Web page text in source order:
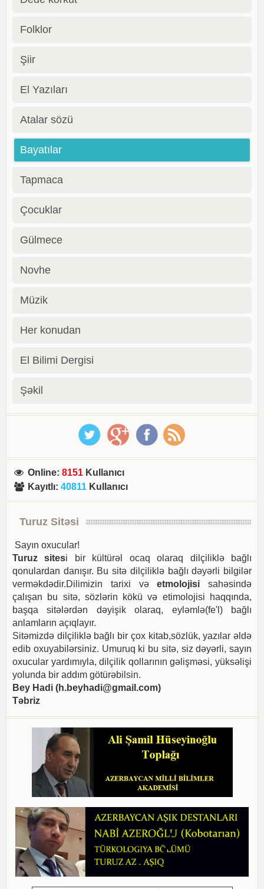
Folklor
Şiir
El Yazıları
Atalar sözü
Bayatılar
Tapmaca
Çocuklar
Gülmece
Novhe
Müzik
Her konudan
El Bilimi Dergisi
Şəkil
Online:8151 Kullanıcı
Kayıtlı:40811 Kullanıcı
Turuz Sitəsi
Sayın oxucular!
Turuz sitesi bir kültürəl ocaq olaraq dilçiliklə bağlı
qonulardan danışır. Bu sitə dilçiliklə bağlı dəyərli bilgilər
verməkdədir.Dilimizin tarixi vəetmolojisi sahəsində
çalışan bu sitə, sözlərin kökü və etimolojisi haqqında,
başqa sitələrdən dəyişik olaraq, eyləmlə(fe'l) bağlı
anlamların açıqlayır.
Sitəmizdə dilçiliklə bağlı bir çox kitab,sözlük, yazılar əldə
edib oxuyabilərsiniz. Umuruq ki bu sitə, siz dəyərli, sayın
oxucular yardımıyla, dilçilik qollarının gəlişməsi, yüksəlişi
yolunda bir addım götürəbilsin.
Bey Hadi (h.beyhadi@gmail.com)
Təbriz